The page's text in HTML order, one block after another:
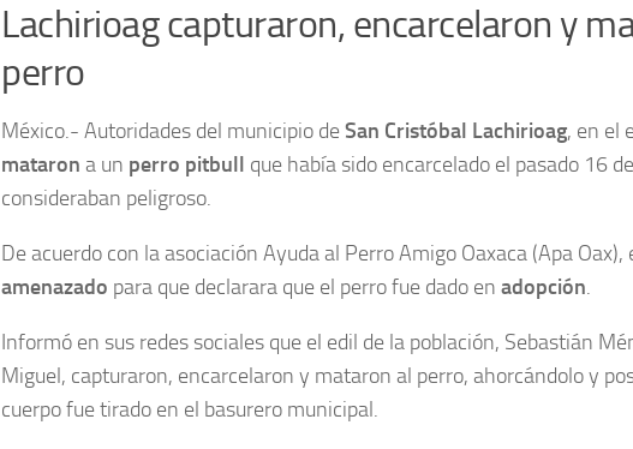
Lachirioag capturaron, encarcelaron y
perro
México.- Autoridades del municipio deSan Cristóbal Lachirioag, en el
mataron a un perro pitbull que había sido encarcelado el pasado 16
consideraban peligroso.
De acuerdo con la asociación Ayuda al Perro Amigo Oaxaca (Apa Oax),
amenazado para que declarara que el perro fue dado en adopción.
Informó en sus redes sociales que el edil de la población, Sebastián
Miguel, capturaron, encarcelaron y mataron al perro, ahorcándolo y
cuerpo fue tirado en el basurero municipal.